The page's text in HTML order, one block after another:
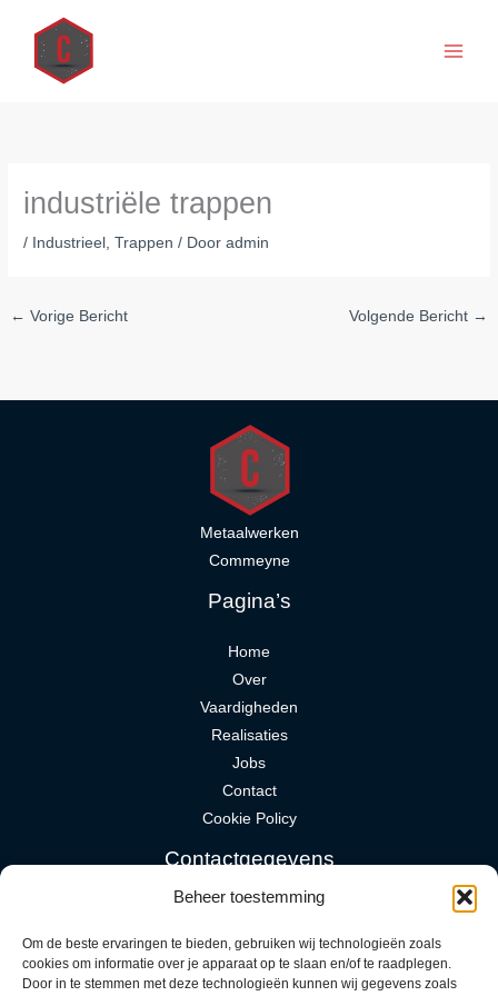
Beheer toestemming
Om de beste ervaringen te bieden, gebruiken wij technologieën zoals
cookies om informatie over je apparaat op te slaan en/of te raadplegen.
Door in te stemmen met deze technologieën kunnen wij gegevens zoals
industriële trappen
/ Industrieel ,Trappen / Dooradmin
← Vorige Bericht Volgende Bericht →
Metaalwerken
Commeyne
Pagina’s
Home
Over
Vaardigheden
Realisaties
Jobs
Contact
Cookie Policy
Contactgegevens
bo@metaalwerkencommeyne.be
+32 492 92 42 33
Nieuwstraat 146